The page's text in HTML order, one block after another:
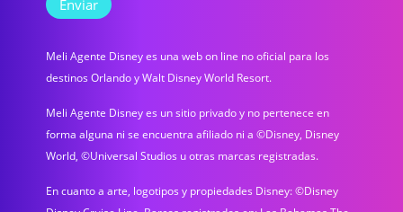
Meli Agente Disney es una web on line no oficial para los
destinos Orlando y Walt Disney World Resort.
Meli Agente Disney es un sitio privado y no pertenece en
forma alguna ni se encuentra afiliado ni a ©Disney, Disney
World, ©Universal Studios u otras marcas registradas.
En cuanto a arte, logotipos y propiedades Disney: ©Disney